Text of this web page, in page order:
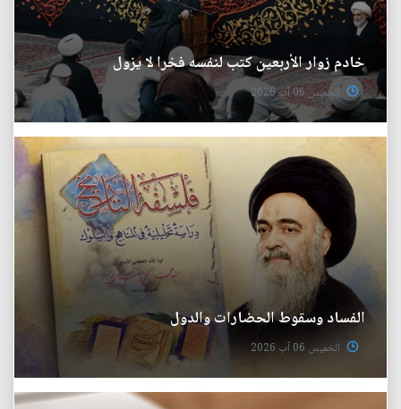
خادم زوار الأربعين كتب لنفسه فخرا لا يزول
الخميس 06 آب 2026
الفساد وسقوط الحضارات والدول
الخميس 06 آب 2026